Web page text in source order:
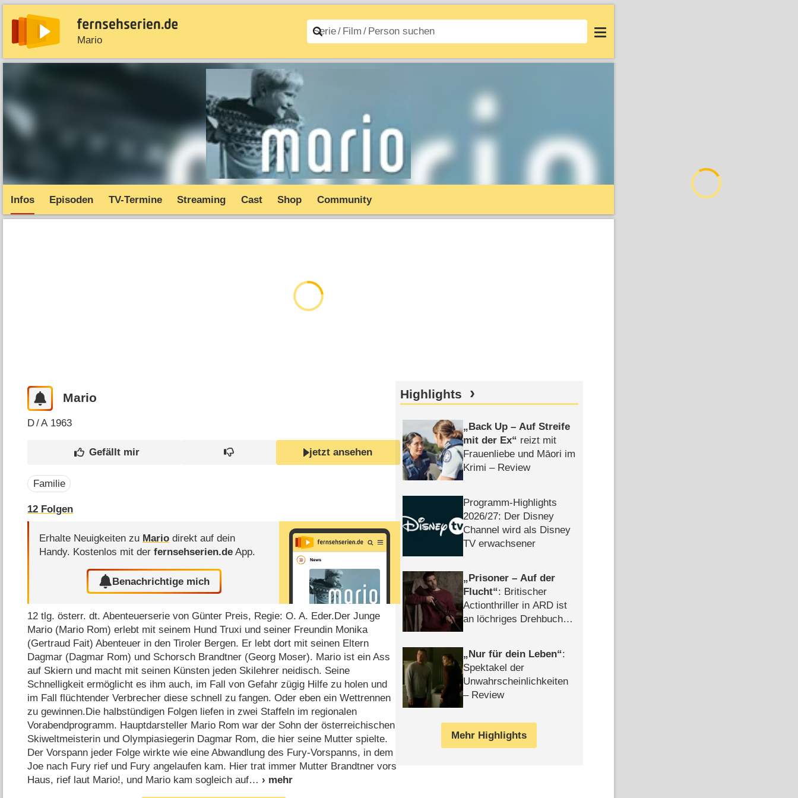
Mario
News Entdecken Filme A–Z Login
Infos Episoden TV-Termine Streaming Cast Shop Community
Mario
D/A 1963
jetzt ansehen
Familie
12 Folgen
Erhalte Neuigkeiten zu Mario direkt auf dein
Handy. Kostenlos mit derfernsehserien.de App.
Benachrichtige mich
12 tlg. österr. dt. Abenteuerserie von Günter Preis, Regie: O. A. Eder.Der Junge
Mario (Mario Rom) erlebt mit seinem Hund Truxi und seiner Freundin Monika
(Gertraud Fait) Abenteuer in den Tiroler Bergen. Er lebt dort mit seinen Eltern
Dagmar (Dagmar Rom) und Schorsch Brandtner (Georg Moser). Mario ist ein Ass
auf Skiern und macht mit seinen Künsten jeden Skilehrer neidisch. Seine
Schnelligkeit ermöglicht es ihm auch, im Fall von Gefahr zügig Hilfe zu holen und
im Fall flüchtender Verbrecher diese schnell zu fangen. Oder eben ein Wettrennen
zu gewinnen.Die halbstündigen Folgen liefen in zwei Staffeln im regionalen
Vorabendprogramm. Hauptdarsteller Mario Rom war der Sohn der österreichischen
Skiweltmeisterin und Olympiasiegerin Dagmar Rom, die hier seine Mutter spielte.
Der Vorspann jeder Folge wirkte wie eine Abwandlung des Fury-Vorspanns, in dem
Joe nach Fury rief und Fury angelaufen kam. Hier trat immer Mutter Brandtner vors
Haus, rief laut Mario!, und Mario kam sogleich auf
Highlights
Back Up – Auf Streife
mit der Ex
reizt mit
Frauenliebe und Māori im
Krimi – Review
Programm-Highlights
2026/​27: Der Disney
Channel wird als Disney
TV erwachsener
Prisoner – Auf der
Flucht : Britischer
Actionthriller in ARD ist
an löchriges Drehbuch
Nur für dein Leben :
Spektakel der
Unwahrscheinlichkeiten
– Review
Mehr Highlights